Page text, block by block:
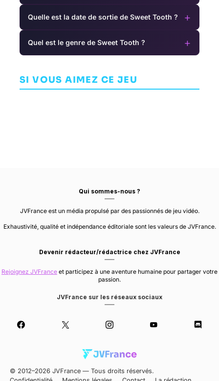
Quelle est la date de sortie de Sweet Tooth ? +
Quel est le genre de Sweet Tooth ? +
SI VOUS AIMEZ CE JEU
AVENTURE
AVENTURE
Qui sommes-nous ?
JVFrance est un média propulsé par des passionnés de jeu vidéo.
Exhaustivité, qualité et indépendance éditoriale sont les valeurs de JVFrance.
Devenir rédacteur/rédactrice chez JVFrance
Rejoignez JVFrance et participez à une aventure humaine pour partager votre
passion.
JVFrance sur les réseaux sociaux
© 2012–2026 JVFrance — Tous droits réservés.